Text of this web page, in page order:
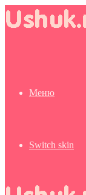
Меню
Switch skin